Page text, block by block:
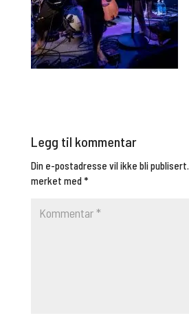
Legg til kommentar
Din e-postadresse vil ikke bli publisert.
merket med*